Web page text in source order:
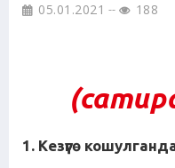
05.01.2021 188
1. Кезүүгө